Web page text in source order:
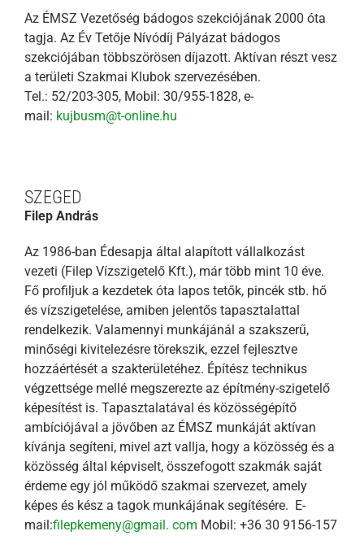
Az ÉMSZ Vezetőség bádogos szekciójának 2000 óta
tagja. Az Év Tetője Nívódíj Pályázat bádogos
szekciójában többszörösen díjazott. Aktívan részt vesz
a területi Szakmai Klubok szervezésében.
Tel.: 52/203-305, Mobil: 30/955-1828, e-
mail: kujbusm@t-online.hu
SZEGED
Filep András
Az 1986-ban Édesapja által alapított vállalkozást
vezeti (Filep Vízszigetelő Kft.), már több mint 10 éve.
Fő profiljuk a kezdetek óta lapos tetők, pincék stb. hő
és vízszigetelése, amiben jelentős tapasztalattal
rendelkezik. Valamennyi munkájánál a szakszerű,
minőségi kivitelezésre törekszik, ezzel fejlesztve
hozzáértését a szakterületéhez. Építész technikus
végzettsége mellé megszerezte az építmény-szigetelő
képesítést is. Tapasztalatával és közösségépítő
ambíciójával a jövőben az ÉMSZ munkáját aktívan
kívánja segíteni, mivel azt vallja, hogy a közösség és a
közösség által képviselt, összefogott szakmák saját
érdeme egy jól működő szakmai szervezet, amely
képes és kész a tagok munkájának segítésére. E-
mail:filepkemeny@gmail. com Mobil: +36 30 9156-157